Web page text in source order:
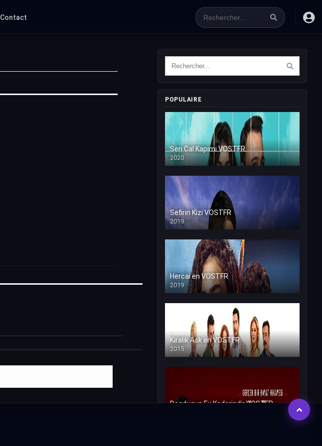
Contact
POPULAIRE
Sen Cal Kapimi VOSTFR
2020
Sefirin Kizi VOSTFR
2019
Hercai en VOSTFR
2019
Kiralik Ask en VOSTFR
2015
Dogdugun Ev Kaderindir VOSTFR